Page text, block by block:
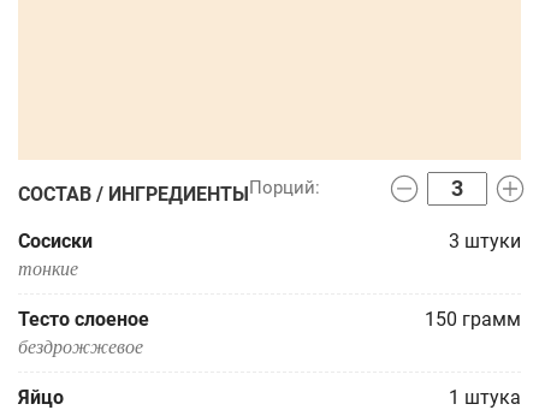
СОСТАВ / ИНГРЕДИЕНТЫ
Сосиски 3 штуки
тонкие
Тесто слоеное 150 грамм
бездрожжевое
Яйцо 1 штука